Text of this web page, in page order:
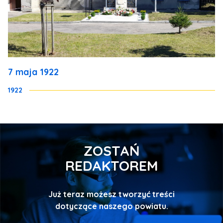
7 maja 1922
1922
ZOSTAŃ
REDAKTOREM
Już teraz możesz tworzyć treści
dotyczące naszego powiatu.